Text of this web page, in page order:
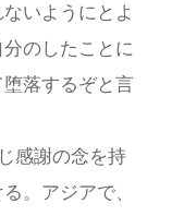
いようにとよ
のしたことに
落するぞと言
感謝の念を持
。アジアで、